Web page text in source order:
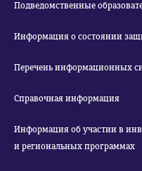
Подведомственные
Информация о состоянии
Перечень информационных
Справочная информация
Информация об участии в
и региональных программах